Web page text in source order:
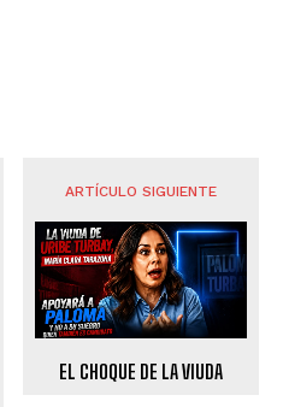
ARTÍCULO SIGUIENTE
EL CHOQUE DE LA VIUDA